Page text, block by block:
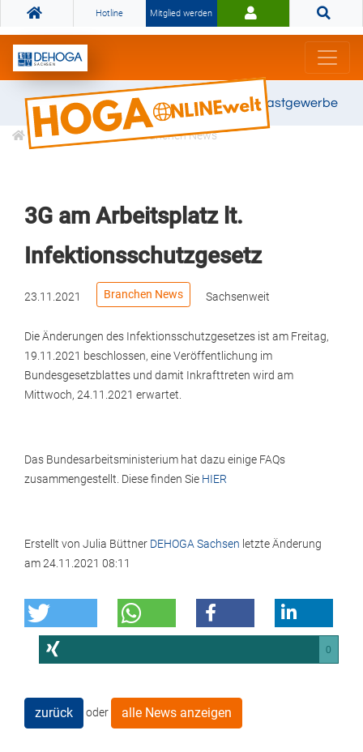
Hotline Mitglied werden
Gemeinsam stark für das Gastgewerbe
Informationen Branchen News
3G am Arbeitsplatz lt.
Infektionsschutzgesetz
23.11.2021 Branchen News Sachsenweit
Die Änderungen des Infektionsschutzgesetzes ist am Freitag,
19.11.2021 beschlossen, eine Veröffentlichung im
Bundesgesetzblattes und damit Inkrafttreten wird am
Mittwoch, 24.11.2021 erwartet.
Das Bundesarbeitsministerium hat dazu einige FAQs
zusammengestellt. Diese finden Sie HIER
Erstellt von Julia Büttner DEHOGA Sachsen letzte Änderung
am24.11.2021 08:11
0
zurück oder alle News anzeigen